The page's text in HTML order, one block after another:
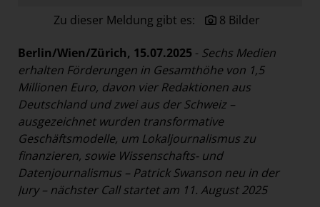
section.d
Swiss Life Select
The Companion
The Hoxton
Unibail-Rodamco-Westfield
Vöslauer
NMK
Zu dieser Meldung gibt es: 8 Bilder
Berlin/Wien/Zürich, 15.07.2025 - Sechs Medien
erhalten Förderungen in Gesamthöhe von 1,5
Millionen Euro, davon vier Redaktionen aus
Deutschland und zwei aus der Schweiz –
ausgezeichnet wurden transformative
Geschäftsmodelle, um Lokaljournalismus zu
finanzieren, sowie Wissenschafts- und
Datenjournalismus – Patrick Swanson neu in der
Jury – nächster Call startet am 11. August 2025